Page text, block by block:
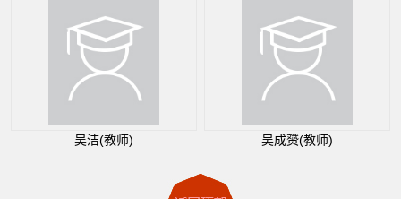
吴洁(教师) 吴成赟(教师)